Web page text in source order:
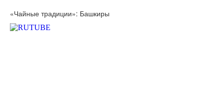
«Чайные традиции»: Башкиры